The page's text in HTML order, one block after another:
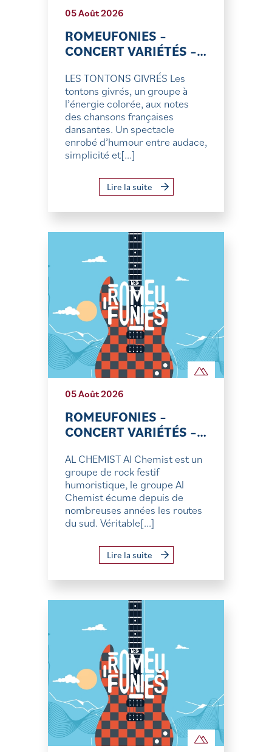
05 Août 2026
ROMEUFONIES –
CONCERT VARIÉTÉS –…
LES TONTONS GIVRÉS Les
tontons givrés, un groupe à
l’énergie colorée, aux notes
des chansons françaises
dansantes. Un spectacle
enrobé d’humour entre audace,
simplicité et[...]
Lire la suite
05 Août 2026
ROMEUFONIES –
CONCERT VARIÉTÉS –…
AL CHEMIST Al Chemist est un
groupe de rock festif
humoristique, le groupe Al
Chemist écume depuis de
nombreuses années les routes
du sud. Véritable[...]
Lire la suite